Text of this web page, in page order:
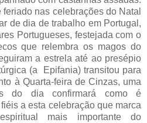
nas celebrações do Natal
de dia de trabalho em Portugal,
Portugueses, festejada com o
que relembra os magos do
a estrela até ao presépio
(a Epifania) transitou para
à Quarta-feira de Cinzas, uma
do dia confirmará como é
a esta celebração que marca
mais importante do